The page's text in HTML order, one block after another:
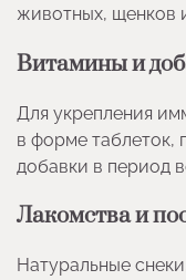
животных, щенков
Витамины и
Для укрепления
в форме таблеток,
добавки в период
Лакомства и
Натуральные